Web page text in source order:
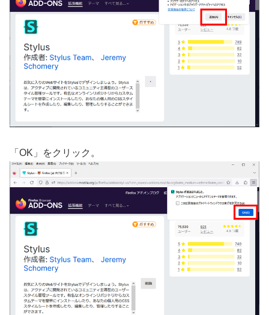
「OK」をクリック。